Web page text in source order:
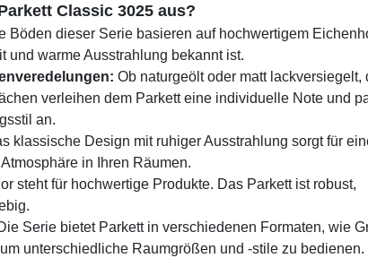
Classic 3025 aus?
Böden dieser Serie basieren auf hochwertigem
und warme Ausstrahlung bekannt ist.
Ob naturgeölt oder matt lackversiegelt,
verleihen dem Parkett eine individuelle Note und
an.
klassische Design mit ruhiger Ausstrahlung sorgt für
in Ihren Räumen.
steht für hochwertige Produkte. Das Parkett ist robust,
Serie bietet Parkett in verschiedenen Formaten, wie
unterschiedliche Raumgrößen und -stile zu bedienen.